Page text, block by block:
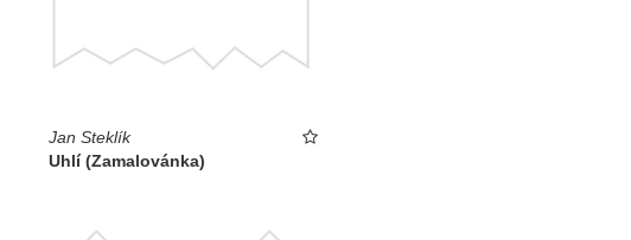
Jan Steklík
Uhlí (Zamalovánka)